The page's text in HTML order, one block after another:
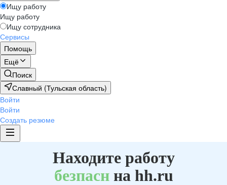
Ищу работу
Ищу работу
Ищу сотрудника
Сервисы
Помощь
Ещё
Поиск
Славный (Тульская область)
Войти
Войти
Создать резюме
Находите работу
безпаснна hh.ru